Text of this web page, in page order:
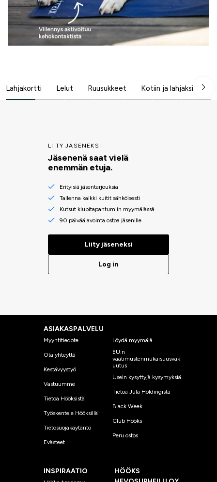
Lahjakortti Lelut Ruusukkeet Kotiin ja lahjaksi
LIITY JÄSENEKSI
Jäsenenä saat vielä
enemmän etuja.
Erityisiä jäsentarjouksia
Tallenna kaikki kuitit sähköisesti
Kutsut klubitapahtumiin myymälässä
90 päivää avointa ostoa jäsenille
Liity jäseneksi
Log in
ASIAKASPALVELU
Myyntitiedote
Ota yhteyttä
Kestävyystyö
Vastuumme
Tietoa Hööksistä
Työskentele Hööksillä
Tietosuojakäytäntö
Evästeet
Löydä myymälä
EU:n
vaatimustenmukaisuusvak
uutus
Usein kysyttyjä kysymyksiä
Tietoa Jula Holdingista
Black Week
Club Hööks
Peru ostos
INSPIRAATIO
HÖÖKS